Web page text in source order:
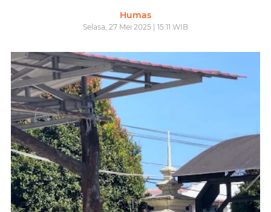
Humas
Selasa, 27 Mei 2025 | 15:11 WIB